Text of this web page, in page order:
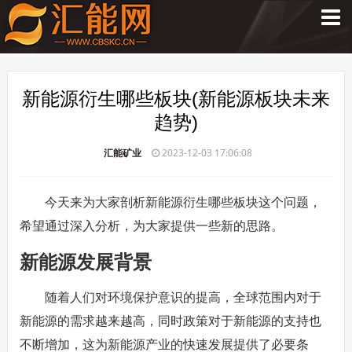
新能源衍生哪些板块(新能源板块未来
趋势)
汇能矿业 2023-12-03 17:06:08
今天来为大家剖析新能源衍生哪些板块这个问题，
希望通过深入分析，为大家提供一些新的思路。
新能源发展背景
随着人们对环境保护意识的提高，全球范围内对于
新能源的需求越来越高，同时政策对于新能源的支持也
不断增加，这为新能源产业的快速发展提供了必要条